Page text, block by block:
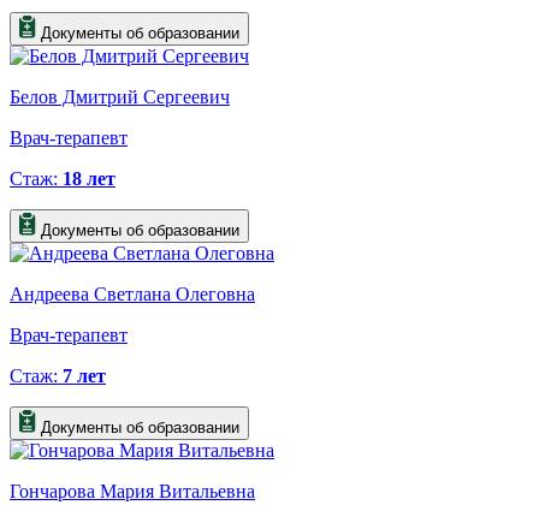
Документы об образовании
Белов Дмитрий Сергеевич
Врач-терапевт
Стаж: 18 лет
Документы об образовании
Андреева Светлана Олеговна
Врач-терапевт
Стаж: 7 лет
Документы об образовании
Гончарова Мария Витальевна